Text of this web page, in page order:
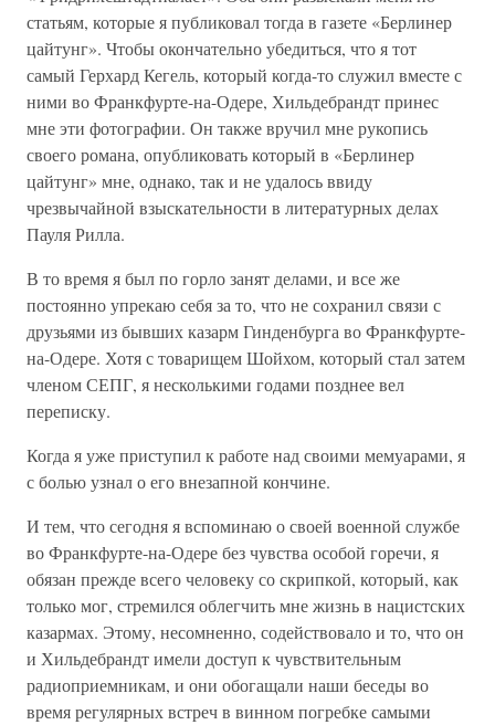
статьям, которые я публиковал тогда в газете «Берлинер
цайтунг». Чтобы окончательно убедиться, что я тот
самый Герхард Кегель, который когда-то служил вместе с
ними во Франкфурте-на-Одере, Хильдебрандт принес
мне эти фотографии. Он также вручил мне рукопись
своего романа, опубликовать который в «Берлинер
цайтунг» мне, однако, так и не удалось ввиду
чрезвычайной взыскательности в литературных делах
Пауля Рилла.
В то время я был по горло занят делами, и все же
постоянно упрекаю себя за то, что не сохранил связи с
друзьями из бывших казарм Гинденбурга во Франкфурте-
на-Одере. Хотя с товарищем Шойхом, который стал затем
членом СЕПГ, я несколькими годами позднее вел
переписку.
Когда я уже приступил к работе над своими мемуарами, я
с болью узнал о его внезапной кончине.
И тем, что сегодня я вспоминаю о своей военной службе
во Франкфурте-на-Одере без чувства особой горечи, я
обязан прежде всего человеку со скрипкой, который, как
только мог, стремился облегчить мне жизнь в нацистских
казармах. Этому, несомненно, содействовало и то, что он
и Хильдебрандт имели доступ к чувствительным
радиоприемникам, и они обогащали наши беседы во
время регулярных встреч в винном погребке самыми